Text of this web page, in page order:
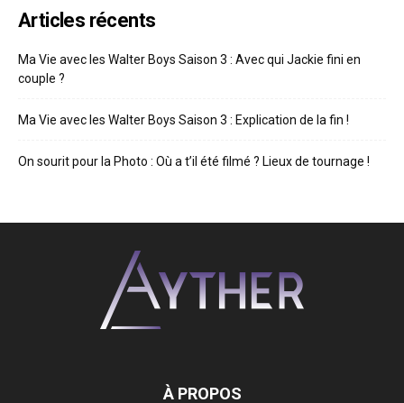
Articles récents
Ma Vie avec les Walter Boys Saison 3 : Avec qui Jackie fini en
couple ?
Ma Vie avec les Walter Boys Saison 3 : Explication de la fin !
On sourit pour la Photo : Où a t’il été filmé ? Lieux de tournage !
À PROPOS